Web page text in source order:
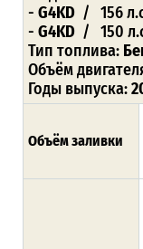
- G4KD / 156
- G4KD / 150
Тип топлива:
Объём
Годы выпуска:
Объём заливки